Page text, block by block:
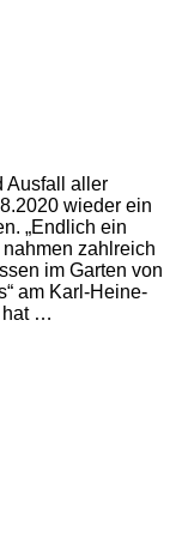
Ausfall aller
wieder ein
„Endlich ein
zahlreich
im Garten von
am Karl-Heine-
hat …